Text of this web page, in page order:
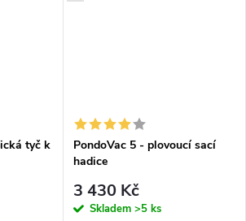
tyč k
PondoVac 5 - plovoucí sací
hadice
3 430 Kč
Skladem >5 ks